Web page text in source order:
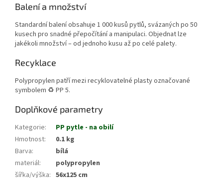
Balení a množství
Standardní balení obsahuje 1 000 kusů pytlů, svázaných po 50
kusech pro snadné přepočítání a manipulaci. Objednat lze
jakékoli množství – od jednoho kusu až po celé palety.
Recyklace
Polypropylen patří mezi recyklovatelné plasty označované
symbolem ♻ PP 5.
Doplňkové parametry
Kategorie:
PP pytle - na obilí
Hmotnost:
0.1 kg
Barva:
bílá
materiál:
polypropylen
šířka/výška: 56x125 cm